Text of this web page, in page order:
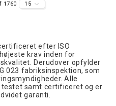
1760 15
efter ISO
krav inden for
Derudover opfylder
023 fabriksinspektion, som
Alle
samt certificeret og er
garanti.